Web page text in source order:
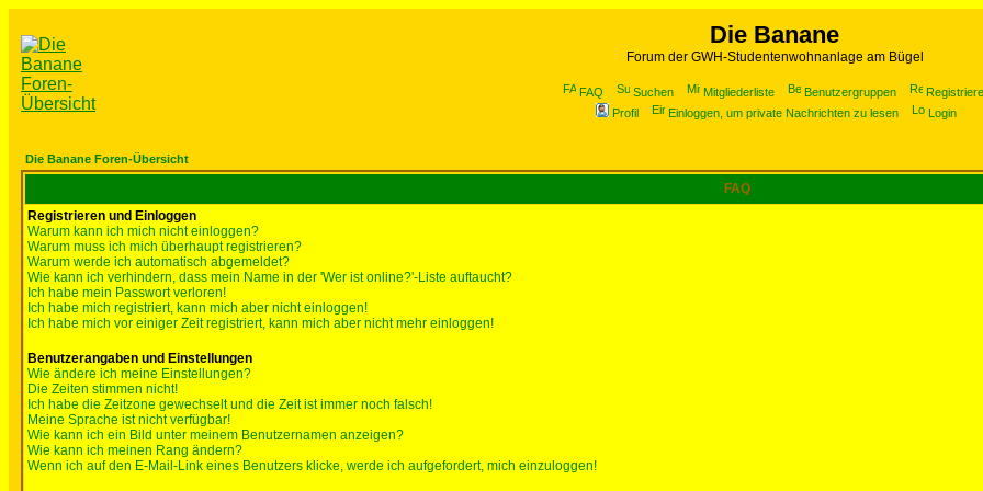
Die Banane
Forum der GWH-Studentenwohnanlage am Bügel
FAQ Suchen Mitgliederliste Benutzergruppen
Profil
Einloggen, um private Nachrichten zu lesen Login
Die Banane Foren-Übersicht
FAQ
Registrieren und Einloggen
Warum kann ich mich nicht einloggen?
Warum muss ich mich überhaupt registrieren?
Warum werde ich automatisch abgemeldet?
Wie kann ich verhindern, dass mein Name in der 'Wer ist online?'-Liste auftaucht?
Ich habe mein Passwort verloren!
Ich habe mich registriert, kann mich aber nicht einloggen!
Ich habe mich vor einiger Zeit registriert, kann mich aber nicht mehr einloggen!
Benutzerangaben und Einstellungen
Wie ändere ich meine Einstellungen?
Die Zeiten stimmen nicht!
Ich habe die Zeitzone gewechselt und die Zeit ist immer noch falsch!
Meine Sprache ist nicht verfügbar!
Wie kann ich ein Bild unter meinem Benutzernamen anzeigen?
Wie kann ich meinen Rang ändern?
Wenn ich auf den E-Mail-Link eines Benutzers klicke, werde ich aufgefordert, mich einzuloggen!